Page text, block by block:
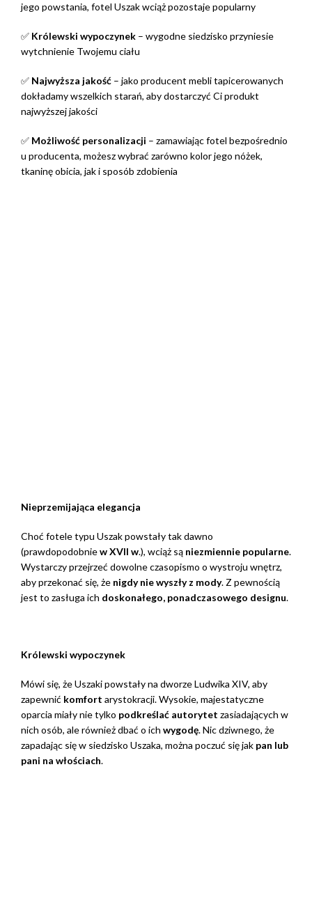
jego powstania, fotel Uszak wciąż pozostaje popularny
✅ Królewski wypoczynek – wygodne siedzisko przyniesie
wytchnienie Twojemu ciału
✅ Najwyższa jakość – jako producent mebli tapicerowanych
dokładamy wszelkich starań, aby dostarczyć Ci produkt
najwyższej jakości
✅ Możliwość personalizacji – zamawiając fotel bezpośrednio
u producenta, możesz wybrać zarówno kolor jego nóżek,
tkaninę obicia, jak i sposób zdobienia
Nieprzemijająca elegancja
Choć fotele typu Uszak powstały tak dawno
(prawdopodobniew XVII w.), wciąż są niezmiennie popularne.
Wystarczy przejrzeć dowolne czasopismo o wystroju wnętrz,
aby przekonać się, że nigdy nie wyszły z mody. Z pewnością
jest to zasługa ich doskonałego, ponadczasowego designu.
Królewski wypoczynek
Mówi się, że Uszaki powstały na dworze Ludwika XIV, aby
zapewnić komfort arystokracji. Wysokie, majestatyczne
oparcia miały nie tylko podkreślać autorytet zasiadających w
nich osób, ale również dbać o ich wygodę. Nic dziwnego, że
zapadając się w siedzisko Uszaka, można poczuć się jak pan lub
pani na włościach.